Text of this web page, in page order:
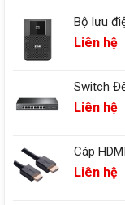
Bộ lưu
Liên hệ
Switch
Liên hệ
Cáp
Liên hệ